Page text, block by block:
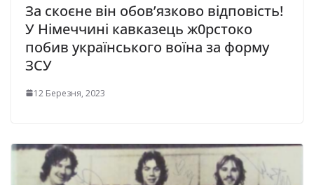
За скоєне він обов’язково відповість!
У Німеччині кавказець ж0рстоко
побив українського воїна за форму
ЗСУ
12 Березня, 2023